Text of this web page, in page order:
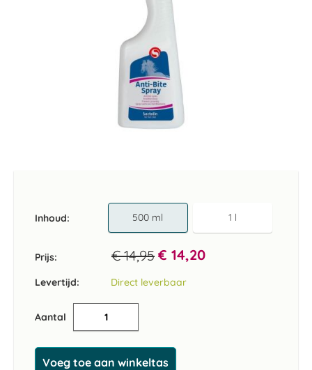
Inhoud 500 ml 1 l
Prijs: € 14,95 € 14,20
Levertijd: Direct leverbaar
Aantal
Voeg toe aan winkeltas
gallerij